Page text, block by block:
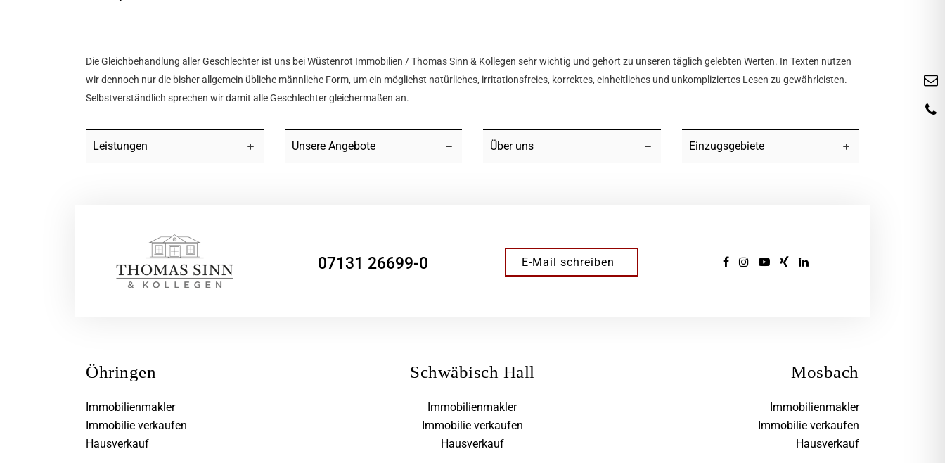
Die Gleichbehandlung aller Geschlechter ist uns bei Wüstenrot Immobilien / Thomas Sinn & Kollegen sehr wichtig und gehört zu unseren täglich gelebten Werten. In Texten nutzen
wir dennoch nur die bisher allgemein übliche männliche Form, um ein möglichst natürliches, irritationsfreies, korrektes, einheitliches und unkompliziertes Lesen zu gewährleisten.
Selbstverständlich sprechen wir damit alle Geschlechter gleichermaßen an.
Leistungen Unsere Angebote Über uns Einzugsgebiete
07131 26699-0 E-Mail schreiben
Öhringen
Immobilienmakler
Immobilie verkaufen
Hausverkauf
Schwäbisch Hall
Immobilienmakler
Immobilie verkaufen
Hausverkauf
Mosbach
Immobilienmakler
Immobilie verkaufen
Hausverkauf